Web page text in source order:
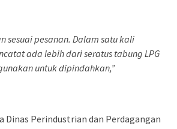
sesuai pesanan. Dalam satu kali
ada lebih dari seratus tabung LPG
untuk dipindahkan,”
Dinas Perindustrian dan Perdagangan